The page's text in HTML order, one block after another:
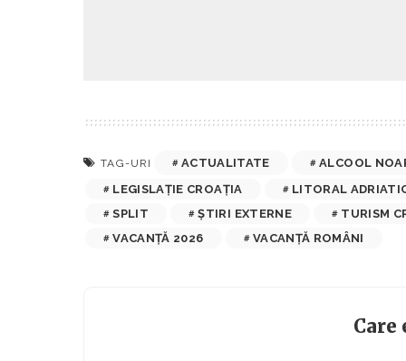
TAG-URI ACTUALITATE
ALCOOL
LEGISLAȚIE CROAȚIA
LITORAL
SPLIT
ȘTIRI EXTERNE
TURISM
VACANȚĂ 2026
VACANȚĂ ROMÂNI
Care